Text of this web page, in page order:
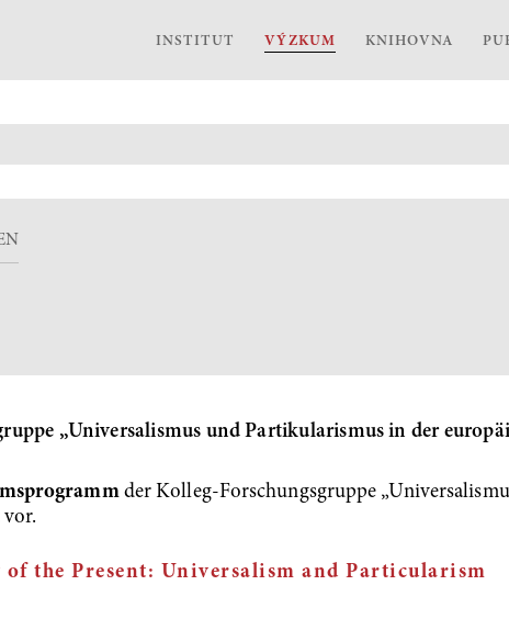
INSTITUT VÝZKUM KNIHOVNA
„Universalismus und Partikularismus in der
der Kolleg-Forschungsgruppe
of the Present: Universalism and Particularism